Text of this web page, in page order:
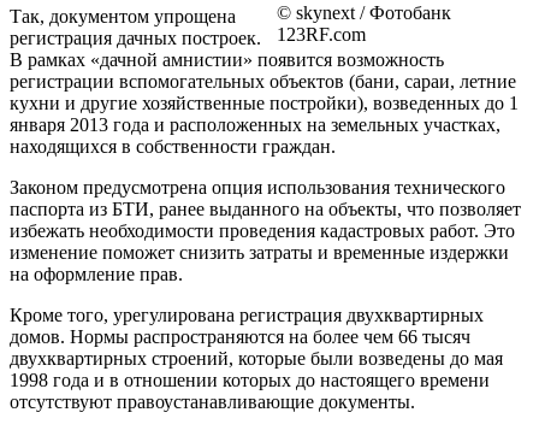
© skynext / Фотобанк
123RF.com
Так, документом упрощена
регистрация дачных построек.
В рамках «дачной амнистии» появится возможность
регистрации вспомогательных объектов (бани, сараи, летние
кухни и другие хозяйственные постройки), возведенных до 1
января 2013 года и расположенных на земельных участках,
находящихся в собственности граждан.
Законом предусмотрена опция использования технического
паспорта из БТИ, ранее выданного на объекты, что позволяет
избежать необходимости проведения кадастровых работ. Это
изменение поможет снизить затраты и временные издержки
на оформление прав.
Кроме того, урегулирована регистрация двухквартирных
домов. Нормы распространяются на более чем 66 тысяч
двухквартирных строений, которые были возведены до мая
1998 года и в отношении которых до настоящего времени
отсутствуют правоустанавливающие документы.